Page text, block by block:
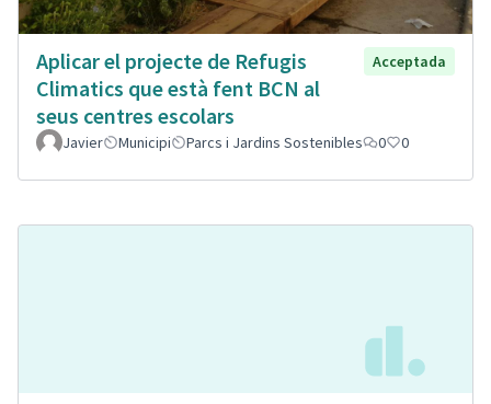
Aplicar el projecte de Refugis
Climatics que està fent BCN al
seus centres escolars
Acceptada
Javier Municipi Parcs i Jardins Sostenibles 0 0